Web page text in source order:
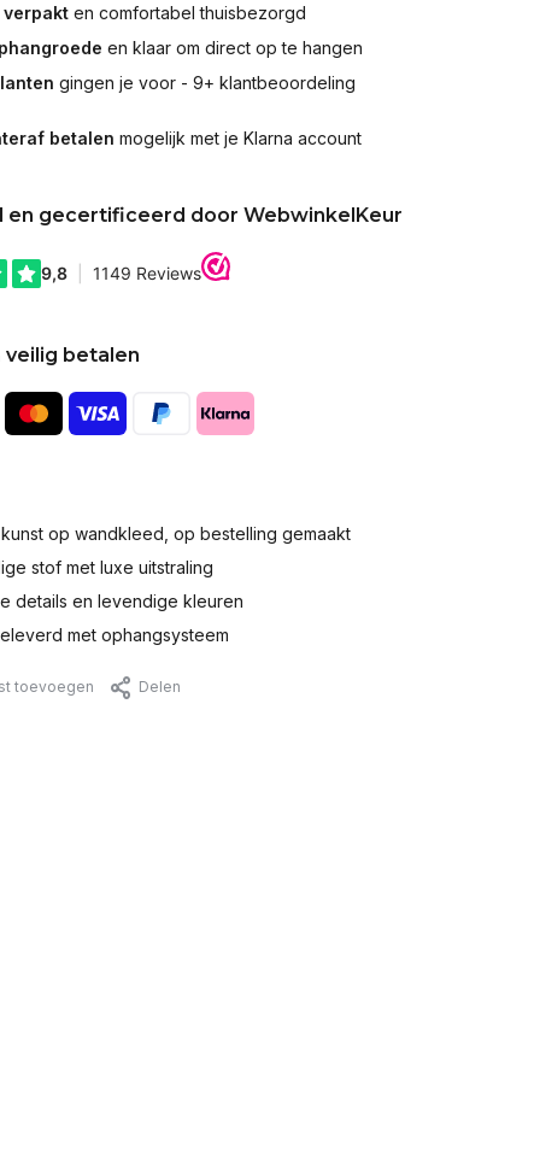
en comfortabel thuisbezorgd
en klaar om direct op te hangen
gingen je voor - 9+ klantbeoordeling
betalen mogelijk met je Klarna account
en gecertificeerd door WebwinkelKeur
veilig betalen
op wandkleed, op bestelling gemaakt
stof met luxe uitstraling
details en levendige kleuren
met ophangsysteem
toevoegen Delen